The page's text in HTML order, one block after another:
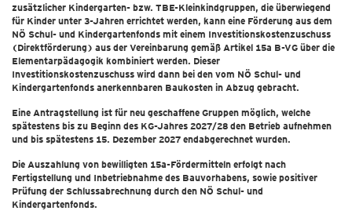
zusätzlicher Kindergarten- bzw. TBE-Kleinkindgruppen, die überwiegend
für Kinder unter 3-Jahren errichtet werden, kann eine Förderung aus dem
NÖ Schul- und Kindergartenfonds mit einem Investitionskostenzuschuss
(Direktförderung) aus der Vereinbarung gemäß Artikel 15a B-VG über die
Elementarpädagogik kombiniert werden. Dieser
Investitionskostenzuschuss wird dann bei den vom NÖ Schul- und
Kindergartenfonds anerkennbaren Baukosten in Abzug gebracht.
Eine Antragstellung ist für neu geschaffene Gruppen möglich, welche
spätestens bis zu Beginn des KG-Jahres 2027/28 den Betrieb aufnehmen
und bis spätestens 15. Dezember 2027 endabgerechnet wurden.
Die Auszahlung von bewilligten 15a-Fördermitteln erfolgt nach
Fertigstellung und Inbetriebnahme des Bauvorhabens, sowie positiver
Prüfung der Schlussabrechnung durch den NÖ Schul- und
Kindergartenfonds.